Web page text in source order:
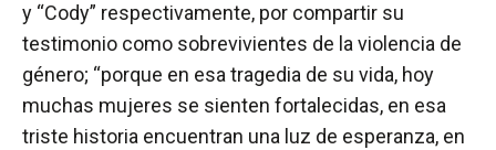
y “Cody” respectivamente, por compartir su
testimonio como sobrevivientes de la violencia de
género; “porque en esa tragedia de su vida, hoy
muchas mujeres se sienten fortalecidas, en esa
triste historia encuentran una luz de esperanza, en